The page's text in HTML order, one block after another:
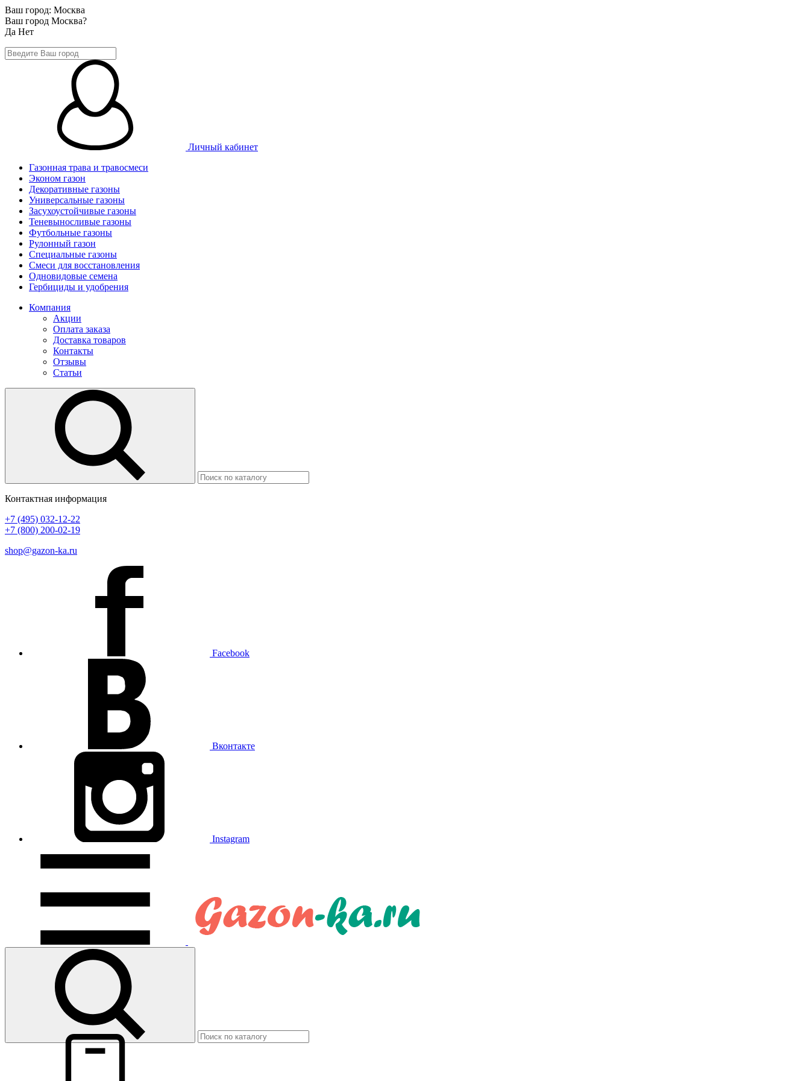
Ваш город: Москва
Ваш город Москва?
Да Нет
Личный кабинет
Газонная трава и травосмеси
Эконом газон
Декоративные газоны
Универсальные газоны
Засухоустойчивые газоны
Теневыносливые газоны
Футбольные газоны
Рулонный газон
Специальные газоны
Смеси для восстановления
Одновидовые семена
Гербициды и удобрения
Компания
Акции
Оплата заказа
Доставка товаров
Контакты
Отзывы
Статьи
Контактная информация
+7 (495) 032-12-22
+7 (800) 200-02-19
shop@gazon-ka.ru
Facebook
Вконтакте
Instagram